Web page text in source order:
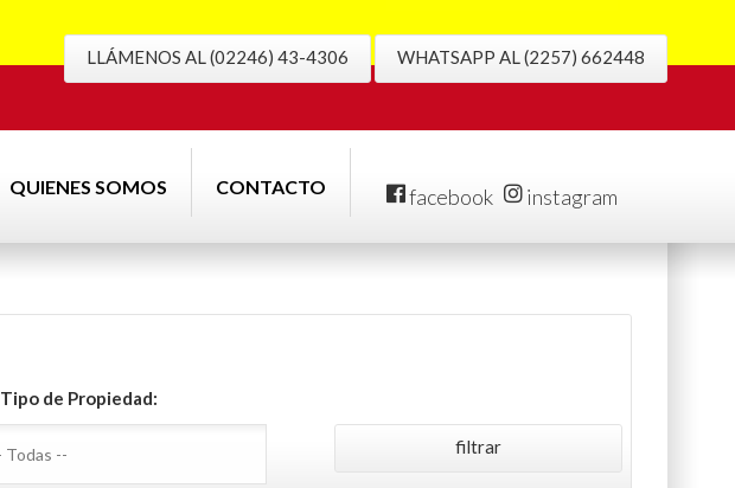
LLÁMENOS AL (02246) 43-4306 WHATSAPP AL (2257) 662448
QUIENES SOMOS CONTACTO facebook instagram
Tipo de Propiedad: